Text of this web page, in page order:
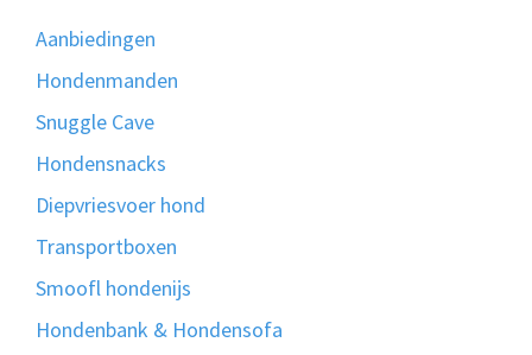
Aanbiedingen
Hondenmanden
Snuggle Cave
Hondensnacks
Diepvriesvoer hond
Transportboxen
Smoofl hondenijs
Hondenbank & Hondensofa